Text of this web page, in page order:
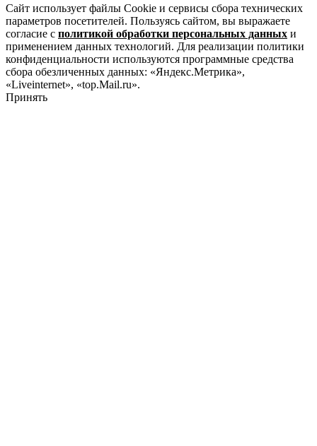
Сайт использует файлы Cookie и сервисы сбора технических
параметров посетителей. Пользуясь сайтом, вы выражаете
согласие с политикой обработки персональных данных и
применением данных технологий. Для реализации политики
конфиденциальности используются программные средства
сбора обезличенных данных: «Яндекс.Метрика»,
«Liveinternet», «top.Mail.ru».
Принять